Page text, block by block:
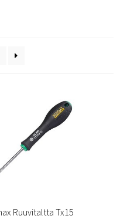
Ruuvitaltta Tx15